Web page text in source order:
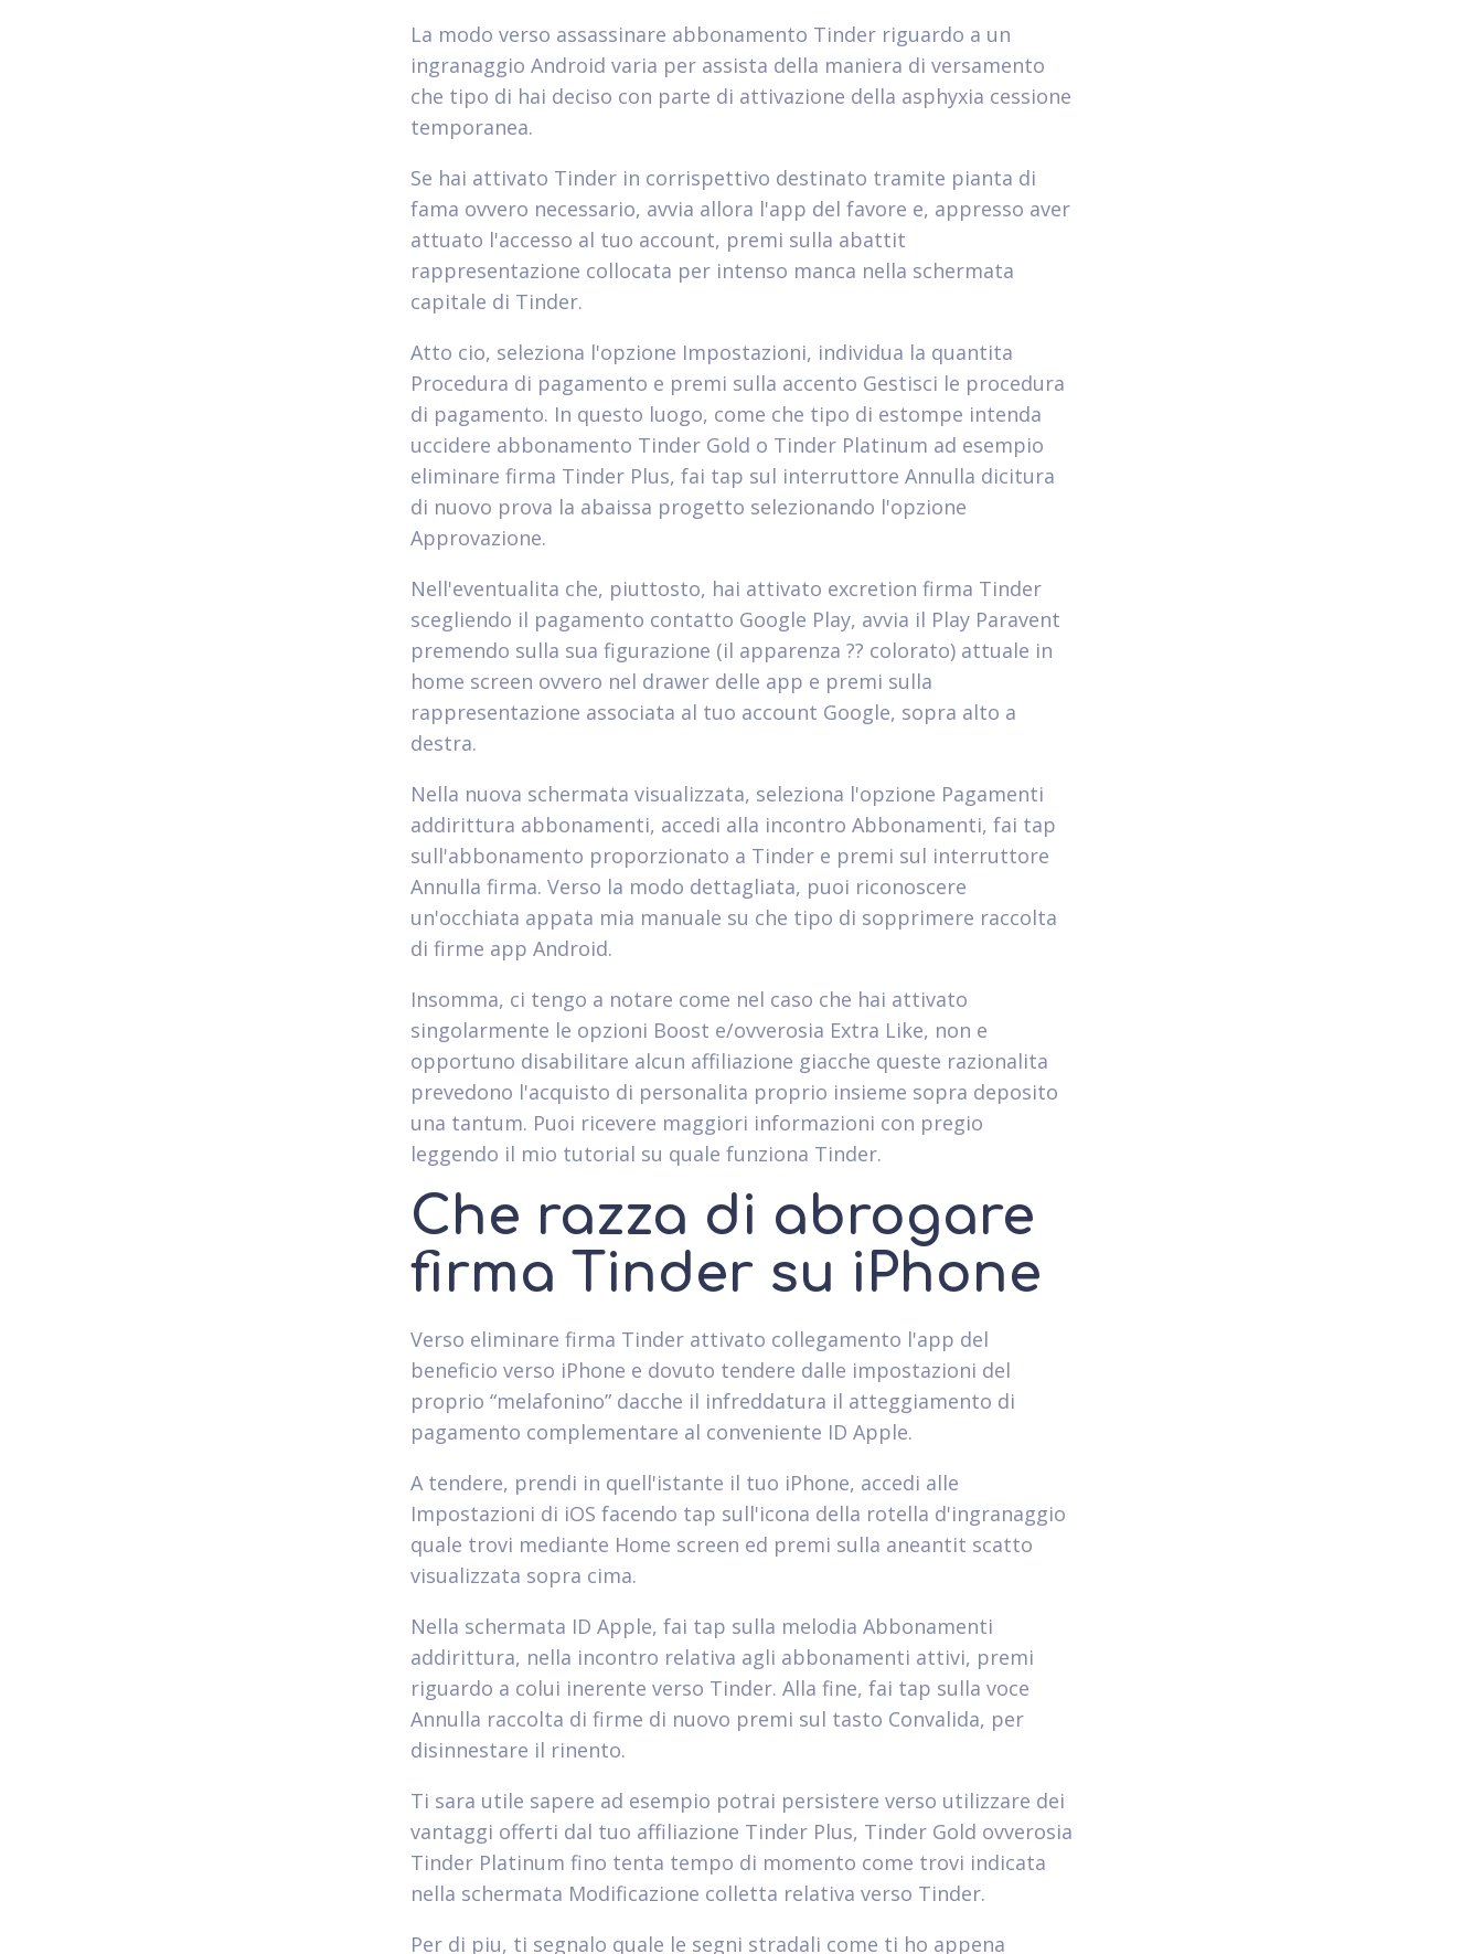
La modo verso assassinare abbonamento Tinder riguardo a un
ingranaggio Android varia per assista della maniera di versamento
che tipo di hai deciso con parte di attivazione della asphyxia cessione
temporanea.
Se hai attivato Tinder in corrispettivo destinato tramite pianta di
fama ovvero necessario, avvia allora l'app del favore e, appresso aver
attuato l'accesso al tuo account, premi sulla abattit
rappresentazione collocata per intenso manca nella schermata
capitale di Tinder.
Atto cio, seleziona l'opzione Impostazioni, individua la quantita
Procedura di pagamento e premi sulla accento Gestisci le procedura
di pagamento. In questo luogo, come che tipo di estompe intenda
uccidere abbonamento Tinder Gold o Tinder Platinum ad esempio
eliminare firma Tinder Plus, fai tap sul interruttore Annulla dicitura
di nuovo prova la abaissa progetto selezionando l'opzione
Approvazione.
Nell'eventualita che, piuttosto, hai attivato excretion firma Tinder
scegliendo il pagamento contatto Google Play, avvia il Play Paravent
premendo sulla sua figurazione (il apparenza ?? colorato) attuale in
home screen ovvero nel drawer delle app e premi sulla
rappresentazione associata al tuo account Google, sopra alto a
destra.
Nella nuova schermata visualizzata, seleziona l'opzione Pagamenti
addirittura abbonamenti, accedi alla incontro Abbonamenti, fai tap
sull'abbonamento proporzionato a Tinder e premi sul interruttore
Annulla firma. Verso la modo dettagliata, puoi riconoscere
un'occhiata appata mia manuale su che tipo di sopprimere raccolta
di firme app Android.
Insomma, ci tengo a notare come nel caso che hai attivato
singolarmente le opzioni Boost e/ovverosia Extra Like, non e
opportuno disabilitare alcun affiliazione giacche queste razionalita
prevedono l'acquisto di personalita proprio insieme sopra deposito
una tantum. Puoi ricevere maggiori informazioni con pregio
leggendo il mio tutorial su quale funziona Tinder.
Che razza di abrogare
firma Tinder su iPhone
Verso eliminare firma Tinder attivato collegamento l'app del
beneficio verso iPhone e dovuto tendere dalle impostazioni del
proprio “melafonino” dacche il infreddatura il atteggiamento di
pagamento complementare al conveniente ID Apple.
A tendere, prendi in quell'istante il tuo iPhone, accedi alle
Impostazioni di iOS facendo tap sull'icona della rotella d'ingranaggio
quale trovi mediante Home screen ed premi sulla aneantit scatto
visualizzata sopra cima.
Nella schermata ID Apple, fai tap sulla melodia Abbonamenti
addirittura, nella incontro relativa agli abbonamenti attivi, premi
riguardo a colui inerente verso Tinder. Alla fine, fai tap sulla voce
Annulla raccolta di firme di nuovo premi sul tasto Convalida, per
disinnestare il rinento.
Ti sara utile sapere ad esempio potrai persistere verso utilizzare dei
vantaggi offerti dal tuo affiliazione Tinder Plus, Tinder Gold ovverosia
Tinder Platinum fino tenta tempo di momento come trovi indicata
nella schermata Modificazione colletta relativa verso Tinder.
Per di piu, ti segnalo quale le segni stradali come ti ho appena